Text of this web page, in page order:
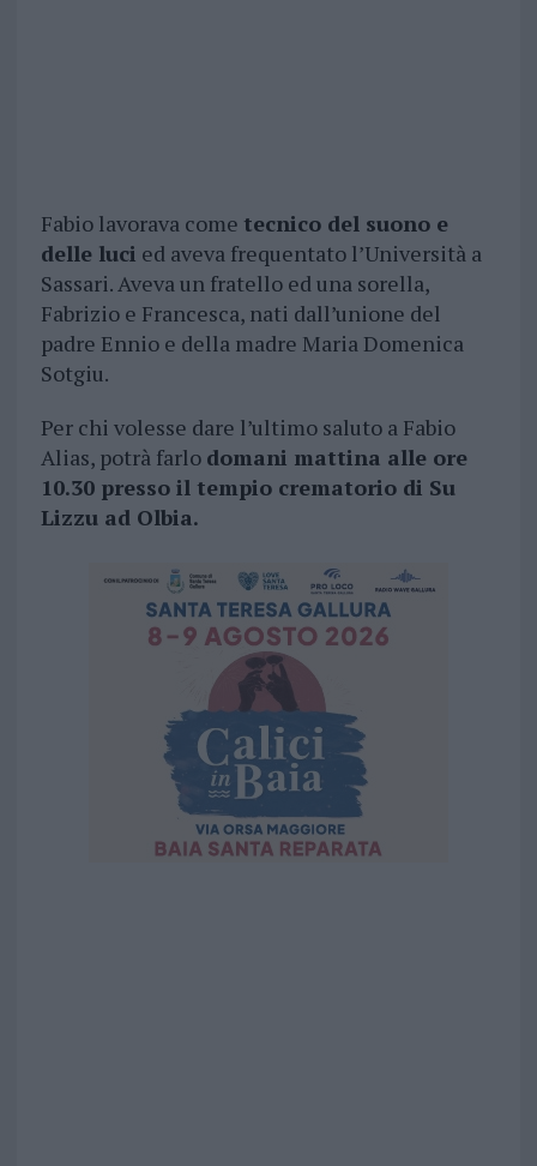
Fabio lavorava come tecnico del suono e
delle luci ed aveva frequentato l’Università a
Sassari. Aveva un fratello ed una sorella,
Fabrizio e Francesca, nati dall’unione del
padre Ennio e della madre Maria Domenica
Sotgiu.
Per chi volesse dare l’ultimo saluto a Fabio
Alias, potrà farlo domani mattina alle ore
10.30 presso il tempio crematorio di Su
Lizzu ad Olbia.